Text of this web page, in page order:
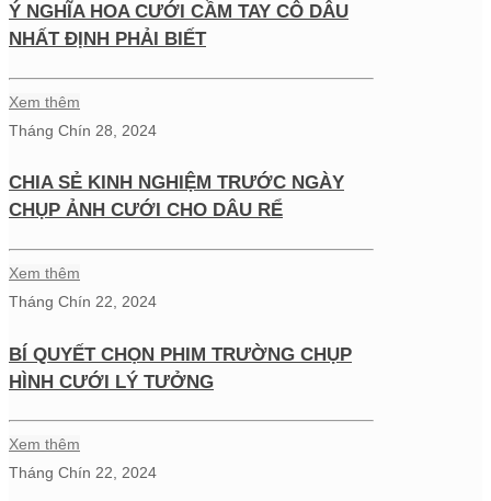
Ý NGHĨA HOA CƯỚI CẦM TAY CÔ DÂU
NHẤT ĐỊNH PHẢI BIẾT
Xem thêm
Tháng Chín 28, 2024
CHIA SẺ KINH NGHIỆM TRƯỚC NGÀY
CHỤP ẢNH CƯỚI CHO DÂU RỂ
Xem thêm
Tháng Chín 22, 2024
BÍ QUYẾT CHỌN PHIM TRƯỜNG CHỤP
HÌNH CƯỚI LÝ TƯỞNG
Xem thêm
Tháng Chín 22, 2024